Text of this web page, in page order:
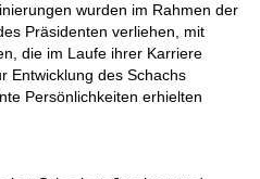
wurden im Rahmen der
Präsidenten verliehen, mit
die im Laufe ihrer Karriere
Entwicklung des Schachs
Persönlichkeiten erhielten